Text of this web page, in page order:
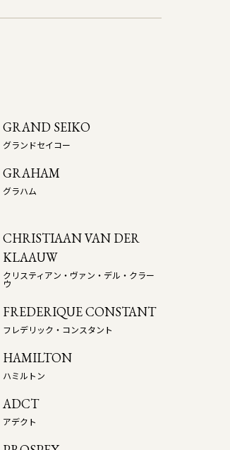
GRAND SEIKO
グランドセイコー
GRAHAM
グラハム
CHRISTIAAN VAN DER
KLAAUW
クリスティアン・ヴァン・デル・クラー
ウ
FREDERIQUE CONSTANT
フレデリック・コンスタント
HAMILTON
ハミルトン
ADCT
アデクト